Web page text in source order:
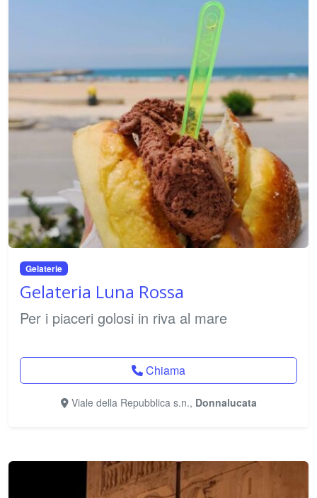
Gelaterie
Gelateria Luna Rossa
Per i piaceri golosi in riva al mare
Chiama
Viale della Repubblica s.n., Donnalucata